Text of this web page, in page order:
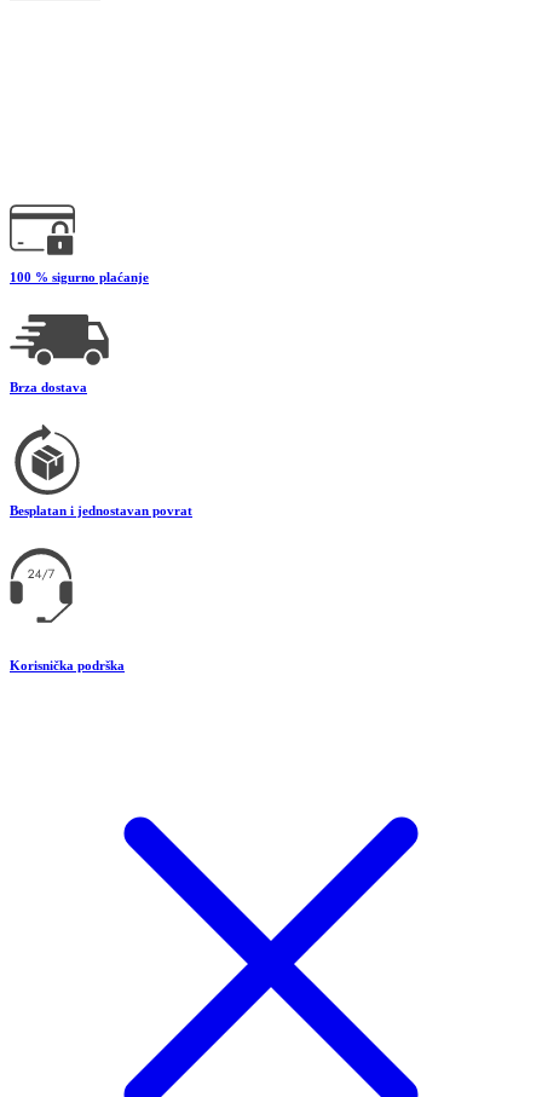
100 % sigurno plaćanje
Brza dostava
Besplatan i jednostavan povrat
Korisnička podrška